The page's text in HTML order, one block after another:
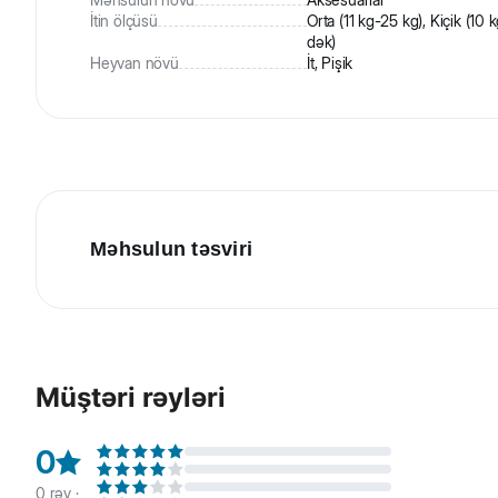
İtin ölçüsü
Orta (11 kg-25 kg), Kiçik (10
dək)
Heyvan növü
İt, Pişik
Məhsulun təsviri
Müştəri rəyləri
0
0 rəy ·